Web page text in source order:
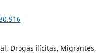
Drogas ilícitas, Migrantes,